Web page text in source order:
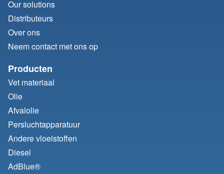
Our solutions
Distributeurs
Over ons
Neem contact met ons op
Producten
Vet materiaal
Olie
Afvalolie
Persluchtapparatuur
Andere vloeistoffen
Diesel
AdBlue®